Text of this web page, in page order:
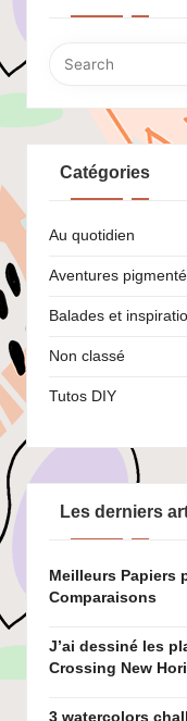
Catégories
Au quotidien
Aventures
Balades et
Non classé
Tutos DIY
Les derniers
Meilleurs Papiers
Comparaisons
J’ai dessiné les
Crossing New
3 watercolors